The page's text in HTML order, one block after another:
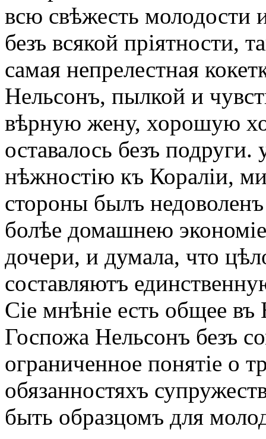
всю свѣжесть молодости
безъ всякой пріятности,
самая непрелестная
Нельсонъ, пылкой и
вѣрную жену, хорошую
оставалось безъ
нѣжностію къ Кораліи,
стороны былъ
болѣе домашнею
дочери, и думала, что
составляютъ
Сіе мнѣніе есть общее
Госпожа Нельсонъ безъ
ограниченное понятіе о
обязанностяхъ
быть образцомъ для